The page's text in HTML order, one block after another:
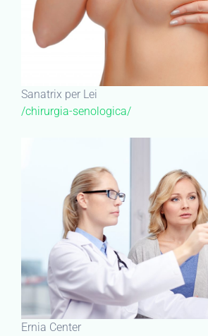
Sanatrix per Lei
/chirurgia-senologica/
Ernia Center